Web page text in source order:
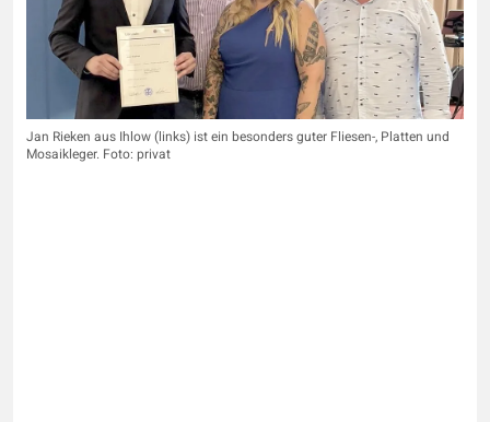
Jan Rieken aus Ihlow (links) ist ein besonders guter Fliesen-, Platten und
Mosaikleger. Foto: privat